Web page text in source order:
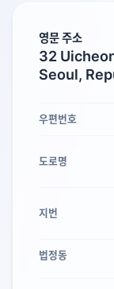
영문 주소
32
Seoul,
우편번호
도로명
지번
법정동